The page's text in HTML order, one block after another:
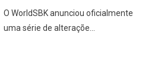
O WorldSBK anunciou oficialmente
uma série de alteraçõe...